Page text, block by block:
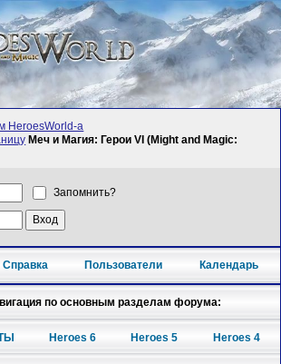
HeroesWorld-а
Меч и Магия: Герои VI (Might and Magic:
Запомнить?
Справка Пользователи Календарь
по основным разделам форума:
Heroes 6 Heroes 5 Heroes 4